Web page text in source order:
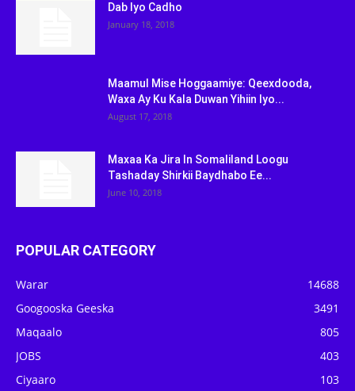
Dab Iyo Cadho
January 18, 2018
Maamul Mise Hoggaamiye: Qeexdooda,
Waxa Ay Ku Kala Duwan Yihiin Iyo...
August 17, 2018
Maxaa Ka Jira In Somaliland Loogu
Tashaday Shirkii Baydhabo Ee...
June 10, 2018
POPULAR CATEGORY
Warar
14688
Googooska Geeska
3491
Maqaalo
805
JOBS
403
Ciyaaro
103